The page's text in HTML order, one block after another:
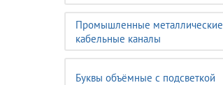
Промышленные металлические
кабельные каналы
Буквы объёмные с подсветкой